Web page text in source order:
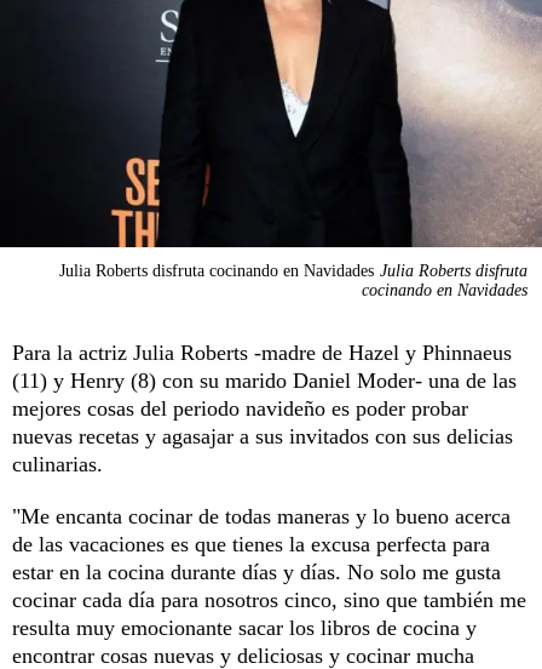
Julia Roberts disfruta cocinando en Navidades Julia Roberts disfruta
cocinando en Navidades
Para la actriz Julia Roberts -madre de Hazel y Phinnaeus
(11) y Henry (8) con su marido Daniel Moder- una de las
mejores cosas del periodo navideño es poder probar
nuevas recetas y agasajar a sus invitados con sus delicias
culinarias.
"Me encanta cocinar de todas maneras y lo bueno acerca
de las vacaciones es que tienes la excusa perfecta para
estar en la cocina durante días y días. No solo me gusta
cocinar cada día para nosotros cinco, sino que también me
resulta muy emocionante sacar los libros de cocina y
encontrar cosas nuevas y deliciosas y cocinar mucha